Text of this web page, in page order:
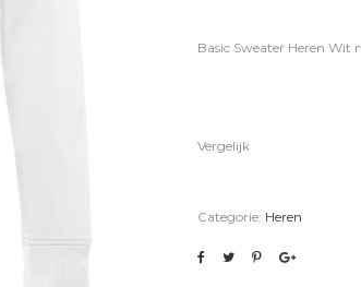
Basic Sweater Heren Wit
Vergelijk
Categorie: Heren